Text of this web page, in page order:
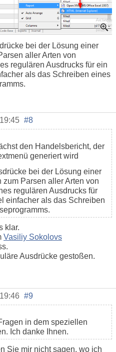
bei der Lösung einer
aller Arten von
regulären Ausdrucks für ein
als das Schreiben eines
#8
den Handelsbericht, der
generiert wird
bei der Lösung einer
zum Parsen aller Arten von
regulären Ausdrucks für
einfacher als das Schreiben
klar.
Vasiliy Sokolovs
Ausdrücke gestoßen.
#9
in dem speziellen
Ich danke Ihnen.
Sie mir nicht sagen, wo ich